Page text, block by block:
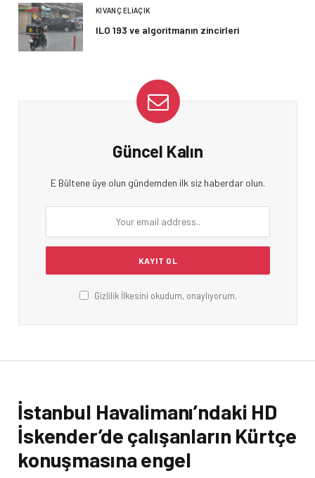
KIVANÇ ELIAÇIK
ILO 193 ve algoritmanın zincirleri
Güncel Kalın
E Bültene üye olun gündemden ilk siz haberdar olun.
Gizlilik İlkesini okudum, onaylıyorum.
İstanbul Havalimanı’ndaki HD
İskender’de çalışanların Kürtçe
konuşmasına engel